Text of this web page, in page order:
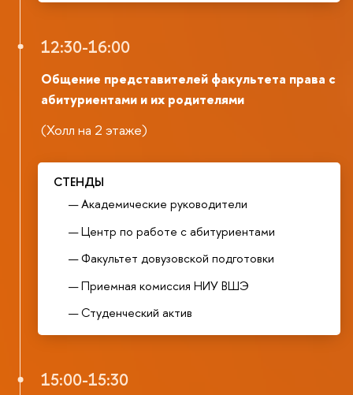
12:30-16:00
Общение представителей факультета права с
абитуриентами и их родителями
(Холл на 2 этаже)
СТЕНДЫ
Академические руководители
Центр по работе с абитуриентами
Факультет довузовской подготовки
Приемная комиссия НИУ ВШЭ
Студенческий актив
15:00-15:30